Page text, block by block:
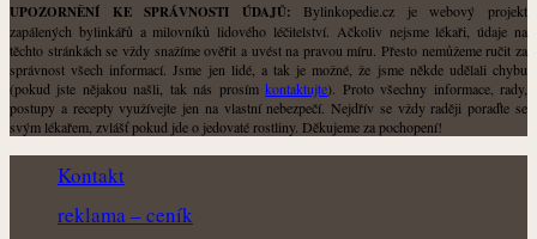
UPOZORNĚNÍ KE SPRÁVNOSTI ÚDAJŮ: Bylinkopedie.cz je webový projekt
zapálených bylinkářů a milovníků lidového léčitelství. Ačkoliv nejsme lékaři, údaje na
těchto stránkách se vždy snažíme ověřit a uvést na pravou míru. Přesto nemůžeme ručit za
správnost všech informací. Jsme jen lidé, a tak je možné, že jsme někde udělali chybu
(pokud jste nějakou našli, tak nás prosímkontaktujte). Proto všechny informace, rady,
postupy a recepty využívejte jen na vlastní nebezpečí. Nejdřív se vždy raději poraďte se
svým lékařem, zvlášť pokud jde o jedovaté rostliny. Děkujeme za pochopení!
Kontakt
reklama – ceník